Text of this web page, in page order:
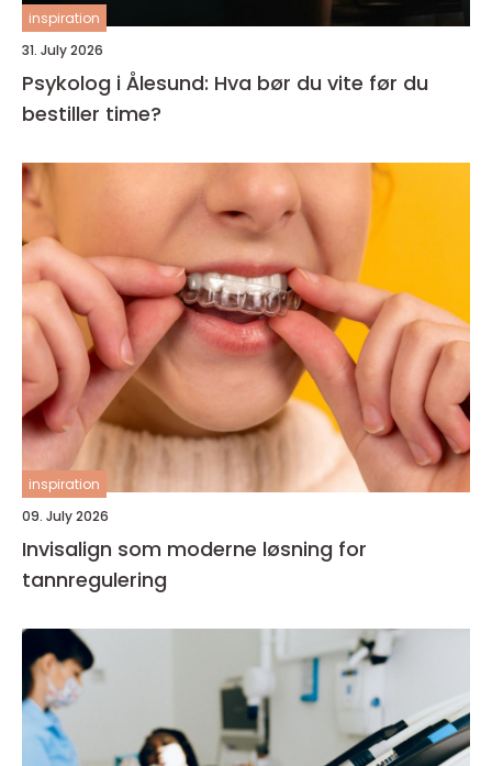
inspiration
31. July 2026
Psykolog i Ålesund: Hva bør du vite før du
bestiller time?
inspiration
09. July 2026
Invisalign som moderne løsning for
tannregulering